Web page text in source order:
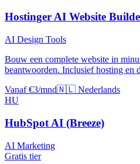
Hostinger AI Website
AI Design Tools
Bouw een complete website in
beantwoorden. Inclusief hosting en
Vanaf €3/mnd🇳🇱 Nederlands
HU
HubSpot AI (Breeze)
AI Marketing
Gratis tier